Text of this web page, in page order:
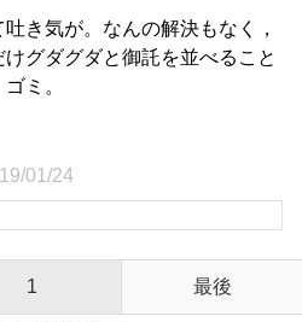
き気が。なんの解決もなく，
グダグダと御託を並べること
ミ。
01/24
1 最後